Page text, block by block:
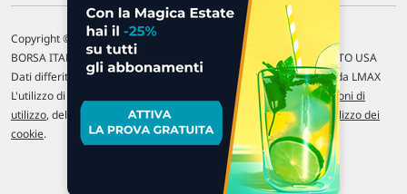
Copyright © 1996-2026 Traderlink Italia s.r.l.
BORSA ITALIANA Quotazioni di borsa differite di 15 min. / MERCATO USA
Dati differiti di 15 min. (fonte Intrinio) / FOREX Quotazioni fornite da LMAX
L'utilizzo di questo sito implica l'accettazione delle nostre Condizioni di
utilizzo, del Disclaimer MAR, delle Politiche sulla privacye dell' Utilizzo dei
cookie.